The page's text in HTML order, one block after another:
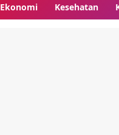
Ekonomi Kesehatan